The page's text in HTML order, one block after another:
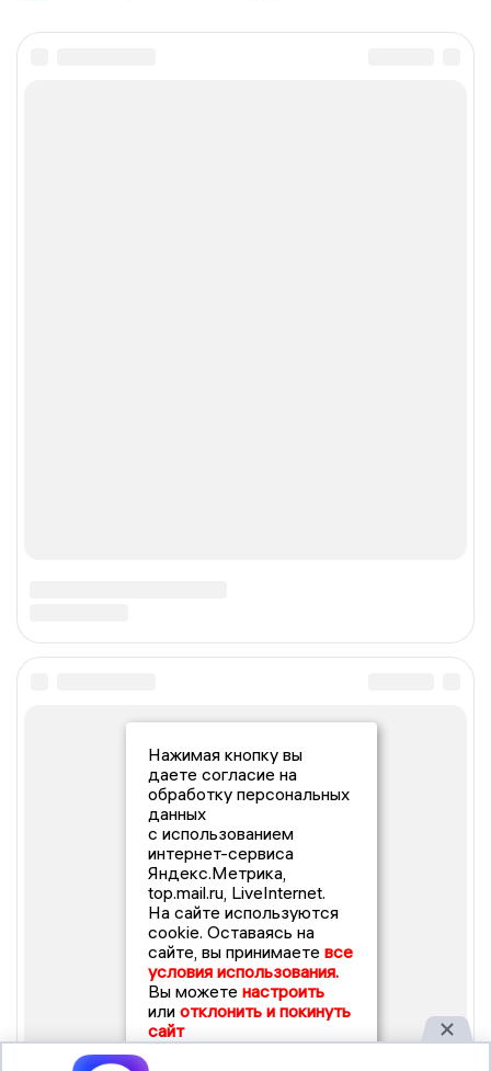
Нажимая кнопку вы
даете согласие на
обработку персональных
данных
с использованием
интернет-сервиса
Яндекс.Метрика,
top.mail.ru, LiveInternet.
На сайте используются
cookie. Оставаясь на
сайте, вы принимаете все
условия использования.
Вы можете настроить
или отклонить и покинуть
сайт